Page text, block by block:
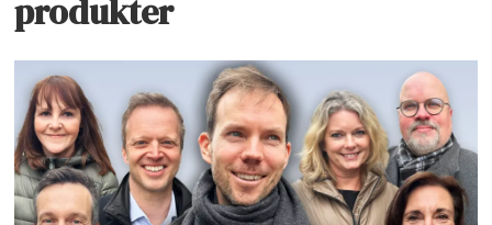
produkter